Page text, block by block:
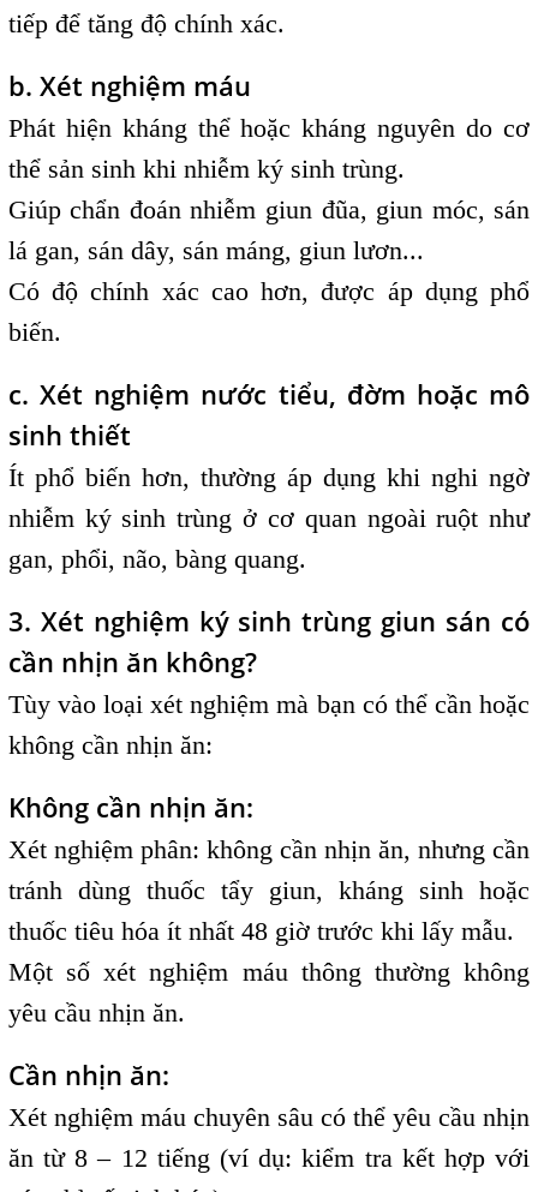
tiếp để tăng độ chính xác.
b. Xét nghiệm máu
Phát hiện kháng thể hoặc kháng nguyên do cơ
thể sản sinh khi nhiễm ký sinh trùng.
Giúp chẩn đoán nhiễm giun đũa, giun móc, sán
lá gan, sán dây, sán máng, giun lươn...
Có độ chính xác cao hơn, được áp dụng phổ
biến.
c. Xét nghiệm nước tiểu, đờm hoặc mô
sinh thiết
Ít phổ biến hơn, thường áp dụng khi nghi ngờ
nhiễm ký sinh trùng ở cơ quan ngoài ruột như
gan, phổi, não, bàng quang.
3. Xét nghiệm ký sinh trùng giun sán có
cần nhịn ăn không?
Tùy vào loại xét nghiệm mà bạn có thể cần hoặc
không cần nhịn ăn:
Không cần nhịn ăn:
Xét nghiệm phân: không cần nhịn ăn, nhưng cần
tránh dùng thuốc tẩy giun, kháng sinh hoặc
thuốc tiêu hóa ít nhất 48 giờ trước khi lấy mẫu.
Một số xét nghiệm máu thông thường không
yêu cầu nhịn ăn.
Cần nhịn ăn:
Xét nghiệm máu chuyên sâu có thể yêu cầu nhịn
ăn từ 8 – 12 tiếng (ví dụ: kiểm tra kết hợp với